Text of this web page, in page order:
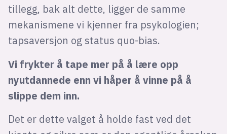
tillegg, bak alt dette, ligger de samme
mekanismene vi kjenner fra psykologien;
tapsaversjon og status quo-bias.
Vi frykter å tape mer på å lære opp
nyutdannede enn vi håper å vinne på å
slippe dem inn.
Det er dette valget å holde fast ved det